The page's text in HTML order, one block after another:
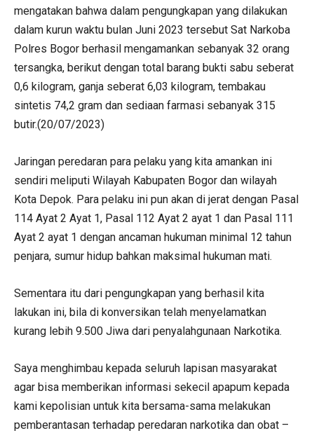
mengatakan bahwa dalam pengungkapan yang dilakukan
dalam kurun waktu bulan Juni 2023 tersebut Sat Narkoba
Polres Bogor berhasil mengamankan sebanyak 32 orang
tersangka, berikut dengan total barang bukti sabu seberat
0,6 kilogram, ganja seberat 6,03 kilogram, tembakau
sintetis 74,2 gram dan sediaan farmasi sebanyak 315
butir.(20/07/2023)
Jaringan peredaran para pelaku yang kita amankan ini
sendiri meliputi Wilayah Kabupaten Bogor dan wilayah
Kota Depok. Para pelaku ini pun akan di jerat dengan Pasal
114 Ayat 2 Ayat 1, Pasal 112 Ayat 2 ayat 1 dan Pasal 111
Ayat 2 ayat 1 dengan ancaman hukuman minimal 12 tahun
penjara, sumur hidup bahkan maksimal hukuman mati.
Sementara itu dari pengungkapan yang berhasil kita
lakukan ini, bila di konversikan telah menyelamatkan
kurang lebih 9.500 Jiwa dari penyalahgunaan Narkotika.
Saya menghimbau kepada seluruh lapisan masyarakat
agar bisa memberikan informasi sekecil apapum kepada
kami kepolisian untuk kita bersama-sama melakukan
pemberantasan terhadap peredaran narkotika dan obat –